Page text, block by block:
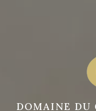
DOMAINE DU